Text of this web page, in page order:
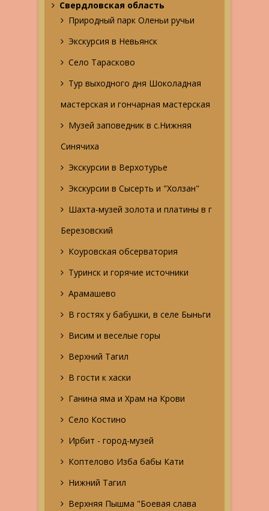
Свердловская область
Природный парк Оленьи ручьи
Экскурсия в Невьянск
Село Тарасково
Тур выходного дня Шоколадная
мастерская и гончарная мастерская
Музей заповедник в с.Нижняя
Синячиха
Экскурсии в Верхотурье
Экскурсии в Сысерть и "Холзан"
Шахта-музей золота и платины в г
Березовский
Коуровская обсерватория
Туринск и горячие источники
Арамашево
В гостях у бабушки, в селе Быньги
Висим и веселые горы
Верхний Тагил
В гости к хаски
Ганина яма и Храм на Крови
Село Костино
Ирбит - город-музей
Коптелово Изба бабы Кати
Нижний Тагил
Верхняя Пышма "Боевая слава